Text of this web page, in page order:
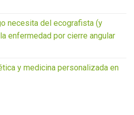
necesita del ecografista (y
enfermedad por cierre angular
y medicina personalizada en